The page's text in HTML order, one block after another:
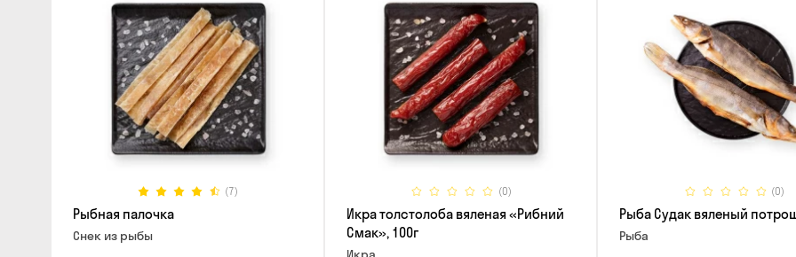
(7)
Рыбная палочка
Снек из рыбы
(0)
Икра толстолоба вяленая «Рибний
Смак», 100г
(0)
Рыба Судак вяленый
Рыба